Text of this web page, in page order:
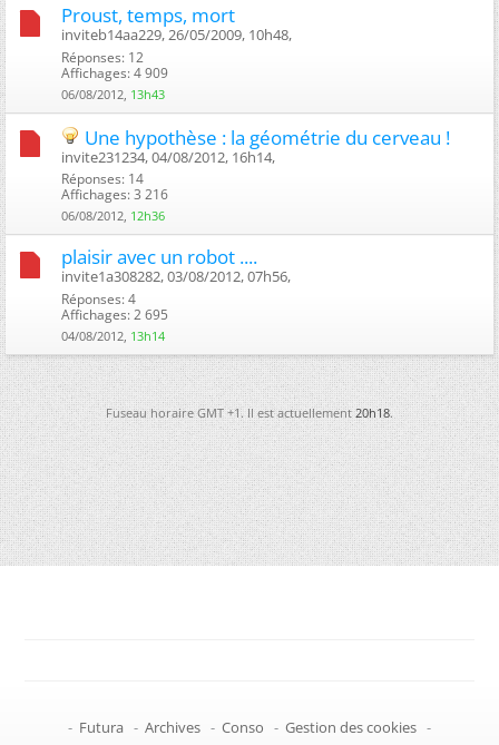
Proust, temps, mort
inviteb14aa229, 26/05/2009, 10h48, ‎
Réponses: 12
Affichages: 4 909
06/08/2012, 13h43
Une hypothèse : la géométrie du cerveau !
invite231234, 04/08/2012, 16h14, ‎
Réponses: 14
Affichages: 3 216
06/08/2012, 12h36
plaisir avec un robot ....
invite1a308282, 03/08/2012, 07h56, ‎
Réponses: 4
Affichages: 2 695
04/08/2012, 13h14
Fuseau horaire GMT +1. Il est actuellement20h18.
- Futura - Archives - Conso - Gestion des cookies -